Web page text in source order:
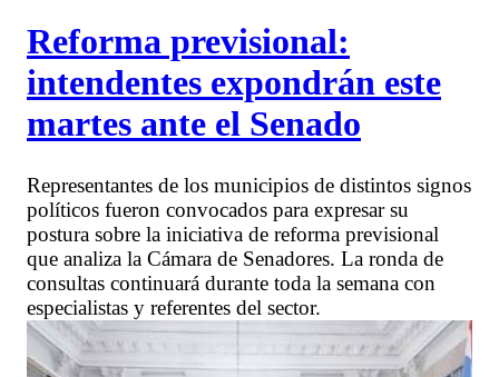
Reforma previsional:
intendentes expondrán este
martes ante el Senado
Representantes de los municipios de distintos signos
políticos fueron convocados para expresar su
postura sobre la iniciativa de reforma previsional
que analiza la Cámara de Senadores. La ronda de
consultas continuará durante toda la semana con
especialistas y referentes del sector.